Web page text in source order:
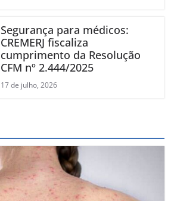
Segurança para médicos:
CREMERJ fiscaliza
cumprimento da Resolução
CFM nº 2.444/2025
17 de julho, 2026